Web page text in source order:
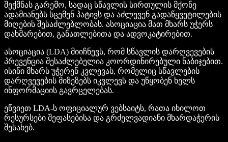
შექმნას გარემო, სადაც სწავლის სირთულის მქონე
ადამიანებს სცემენ პატივს და აძლევენ გადაწყვეტილების
მიღების შესაძლებლობას. ასოციაცია მათ მხარს უჭერს
დახმარებით, განათლებითა და ადვოკატირებით.
ასოციაცია (LDA) მიიჩნევს, რომ სწავლის დარღვევების
პრევენცია შესაძლებელია კოორდინირებული ნაბიჯებით.
ისინი მხარს უჭერენ კვლევას, რომელიც სწავლების
დარღვევების მიზეზებს იკვლევს და უწყობენ ხელს
ინფორმაციის გავრცელებას.
ეწვიეთ LDA-ს ოფიციალურ ვებსაიტს, რათა იხილოთ
რესურსები შეფასებისა და გრძელვადიანი მხარდაჭერის
შესახებ.